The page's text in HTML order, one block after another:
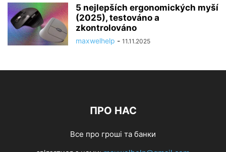
5 nejlepších ergonomických myší
(2025), testováno a
zkontrolováno
maxwelhelp - 11.11.2025
ПРО НАС
Все про гроші та банки